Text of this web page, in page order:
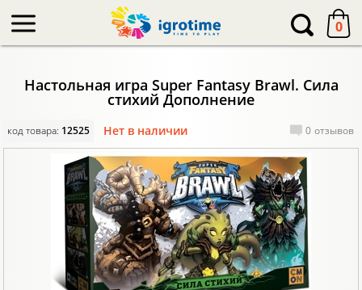
0
Настольная игра Super Fantasy Brawl. Сила
стихий Дополнение
код товара: 12525 Нет в наличии 0 отзывов